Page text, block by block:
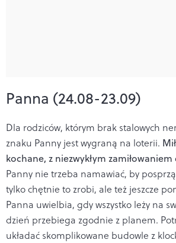
Panna (24.08-23.09)
Dla rodziców, którym brak stalowych
znaku Panny jest wygraną na loterii.
kochane, z niezwykłym
Panny nie trzeba namawiać, by
tylko chętnie to zrobi, ale też jeszcze
Panna uwielbia, gdy wszystko leży na
dzień przebiega zgodnie z planem.
układać skomplikowane budowle z